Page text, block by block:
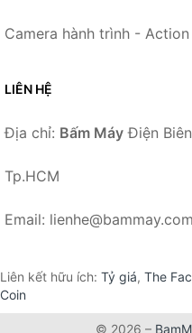
Camera hành trình -
LIÊN HỆ
Địa chỉ: Bấm Máy Điện
Tp.HCM
Email: lienhe@bammay.com
Liên kết hữu ích: Tỷ giá, The
Coin
© 2026 –